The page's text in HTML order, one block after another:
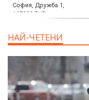
НАЙ-ЧЕТЕНИ